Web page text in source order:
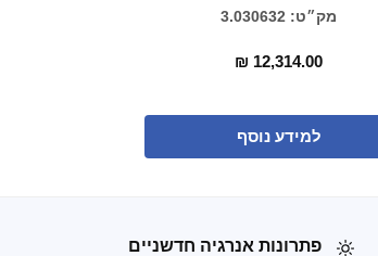
מק״ט: 3.030632
₪ 12,314.00
למידע נוסף
פתרונות אנרגיה חדשניים